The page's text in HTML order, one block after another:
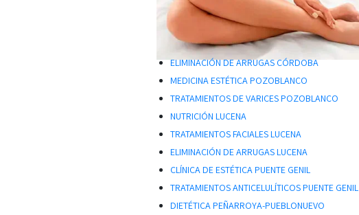
ELIMINACIÓN DE ARRUGAS CÓRDOBA
MEDICINA ESTÉTICA POZOBLANCO
TRATAMIENTOS DE VARICES POZOBLANCO
NUTRICIÓN LUCENA
TRATAMIENTOS FACIALES LUCENA
ELIMINACIÓN DE ARRUGAS LUCENA
CLÍNICA DE ESTÉTICA PUENTE GENIL
TRATAMIENTOS ANTICELULÍTICOS PUENTE GENIL
DIETÉTICA PEÑARROYA-PUEBLONUEVO